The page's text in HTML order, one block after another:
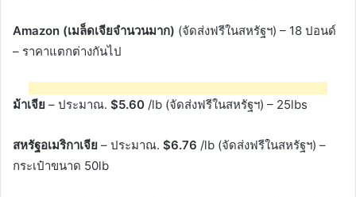
Amazon (เมล็ดเจียจำนวนมาก) (จัดส่งฟรีในสหรัฐฯ) – 18 ปอนด์
– ราคาแตกต่างกันไป
ม้าเจีย – ประมาณ. $5.60 /lb (จัดส่งฟรีในสหรัฐฯ) – 25lbs
สหรัฐอเมริกาเจีย – ประมาณ. $6.76 /lb (จัดส่งฟรีในสหรัฐฯ) –
กระเป๋าขนาด 50lb